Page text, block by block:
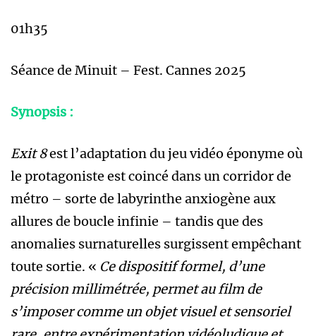
01h35
Séance de Minuit – Fest. Cannes 2025
Synopsis :
Exit 8est l’adaptation du jeu vidéo éponyme où
le protagoniste est coincé dans un corridor de
métro – sorte de labyrinthe anxiogène aux
allures de boucle infinie – tandis que des
anomalies surnaturelles surgissent empêchant
toute sortie. « Ce dispositif formel, d’une
précision millimétrée, permet au film de
s’imposer comme un objet visuel et sensoriel